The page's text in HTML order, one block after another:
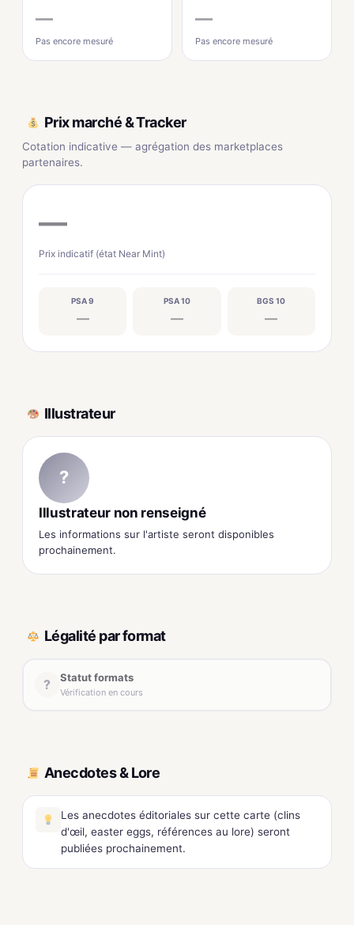
—
Pas encore mesuré
—
Pas encore mesuré
Prix marché & Tracker
Cotation indicative — agrégation des marketplaces
partenaires.
—
Prix indicatif (état Near Mint)
PSA 9
—
PSA 10
—
BGS 10
—
Illustrateur
?
Illustrateur non renseigné
Les informations sur l'artiste seront disponibles
prochainement.
Légalité par format
? Statut formats
Vérification en cours
Anecdotes & Lore
Les anecdotes éditoriales sur cette carte (clins
d'œil, easter eggs, références au lore) seront
publiées prochainement.